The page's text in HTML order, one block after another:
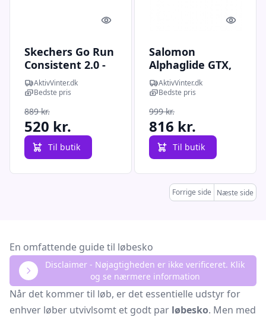
Quick look
Skechers Go Run
Consistent 2.0 -
Maywo, løbesko,
dame, lyserød
AktivVinter.dk
Bedste pris
889 kr.
520 kr.
Til butik
Quick
Salomon
Alphaglide GTX,
løbesko, dame,
grøn/grå
AktivVinter.dk
Bedste pris
999 kr.
816 kr.
Til butik
Forrige side Næste side
En omfattende guide til løbesko
Disclaimer - Nøjagtigheden er ikke verificeret. Klik
og se nærmere information
Når det kommer til løb, er det essentielle udstyr for
enhver løber utvivlsomt et godt par løbesko. Men med